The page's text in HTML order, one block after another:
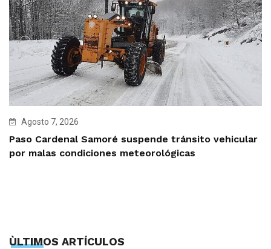
Agosto 7, 2026
Paso Cardenal Samoré suspende tránsito vehicular
por malas condiciones meteorológicas
ÙLTIMOS ARTÍCULOS